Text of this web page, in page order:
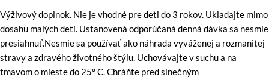
Výživový doplnok. Nie je vhodné pre deti do 3 rokov. Ukladajte mimo
dosahu malých detí. Ustanovená odporúčaná denná dávka sa nesmie
presiahnuť.Nesmie sa používať ako náhrada vyváženej a rozmanitej
stravy a zdravého životného štýlu. Uchovávajte v suchu a na
tmavom o mieste do 25° C. Chráňte pred slnečným